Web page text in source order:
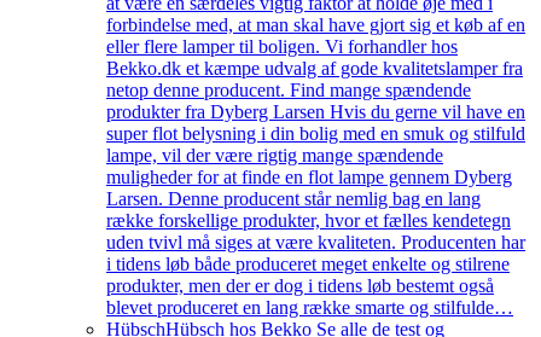
forbindelse med, at man skal have gjort sig et køb af en
eller flere lamper til boligen. Vi forhandler hos
Bekko.dk et kæmpe udvalg af gode kvalitetslamper fra
netop denne producent. Find mange spændende
produkter fra Dyberg Larsen Hvis du gerne vil have en
super flot belysning i din bolig med en smuk og stilfuld
lampe, vil der være rigtig mange spændende
muligheder for at finde en flot lampe gennem Dyberg
Larsen. Denne producent står nemlig bag en lang
række forskellige produkter, hvor et fælles kendetegn
uden tvivl må siges at være kvaliteten. Producenten har
i tidens løb både produceret meget enkelte og stilrene
produkter, men der er dog i tidens løb bestemt også
blevet produceret en lang række smarte og stilfulde…
HübschHübsch hos Bekko Se alle de test og